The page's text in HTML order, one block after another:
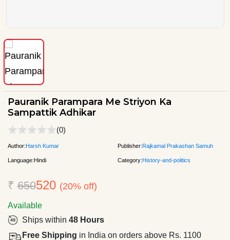
Pauranik Parampara Me Striyon Ka
Sampattik Adhikar
(0)
Author:Harsh Kumar Publisher:Rajkamal Prakashan Samuh
Language:Hindi Category:History-and-politics
₹ 650520 (20% off)
Available
Ships within 48 Hours
Free Shipping in India on orders above Rs. 1100